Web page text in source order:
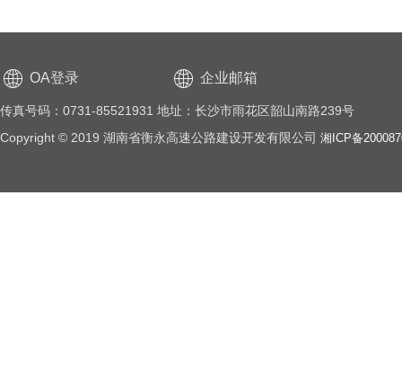
OA登录 企业邮箱
传真号码：0731-85521931 地址：长沙市雨花区韶山南路239号
Copyright © 2019 湖南省衡永高速公路建设开发有限公司 湘ICP备